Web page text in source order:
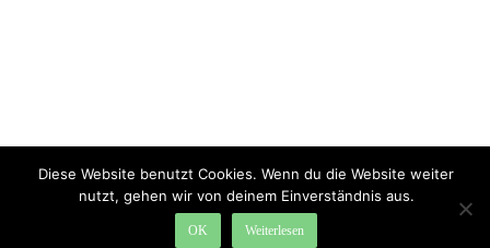
Diese Website benutzt Cookies. Wenn du die Website weiter
nutzt, gehen wir von deinem Einverständnis aus.
OK Weiterlesen